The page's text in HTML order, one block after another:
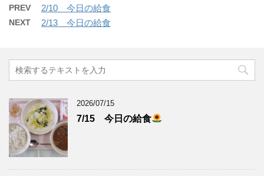
PREV 2/10 今日の給食
NEXT 2/13 今日の給食
2026/07/15
7/15 今日の給食